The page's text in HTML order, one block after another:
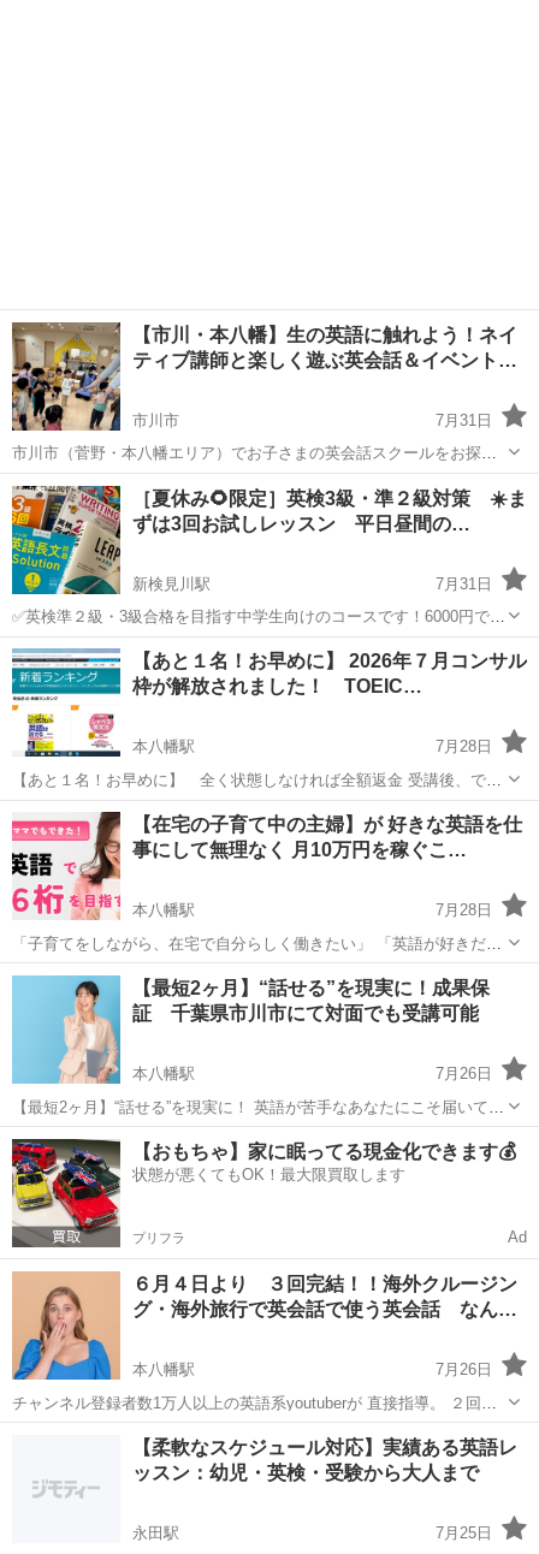
【市川・本八幡】生の英語に触れよう！ネイ
ティブ講師と楽しく遊ぶ英会話＆イベント…
市川市
7月31日
市川市（菅野・本八幡エリア）でお子さまの英会話スクールをお探し
の保護者の皆さま！✨ 「勉強させられている」と感じさせず、楽しく
自然に英語を身につけてほしい… 当スクールは、そんな思いに応える
【体験・実践重視】の英会話...
千葉 市川市 英語 ネイティブ
［夏休み🌻限定］英検3級・準２級対策 ☀️ま
ずは3回お試しレッスン 平日昼間の…
新検見川駅
7月31日
✅英検準２級・3級合格を目指す中学生向けのコースです！6000円で3
回60分授業を体験できます。 🍀前回募集した【英検2級8回コース】を
ご検討中の方^_^今回の夏休み昼間限定で、【3回お試し6000円】から
受講していただけ...
千葉 千葉市 新検見川駅 英語 ライティング
【あと１名！お早めに】 2026年７月コンサル
枠が解放されました！ TOEIC…
本八幡駅
7月28日
【あと１名！お早めに】 全く状態しなければ全額返金 受講後、でき
るようになってなければできるまで無料で サポートします。(条件あ
り) 2026年７月コンサル枠が解放されました！ 【月々の分割払い可
能になりました】 ...
市川市 本八幡駅 その他 コンサル
【在宅の子育て中の主婦】が 好きな英語を仕
事にして無理なく 月10万円を稼ぐこ…
本八幡駅
7月28日
「子育てをしながら、在宅で自分らしく働きたい」 「英語が好きだけ
ど、仕事にする方法がわからない」 ——そんな主婦の方にぴったりの
【在宅英語ワーク講座】がスタートしました。 パワーコンサル英会話
２級 通学す...
千葉 市川市 本八幡駅 英語 主婦
【最短2ヶ月】“話せる”を現実に！成果保
証 千葉県市川市にて対面でも受講可能
本八幡駅
7月26日
【最短2ヶ月】“話せる”を現実に！ 英語が苦手なあなたにこそ届いてほ
しい――医師監修・初心者特化の英語コーチング ＼他社の3分の1の料
金でプロの個別サポート／ 月謝制だから安心！短期集中型のコーチン
グで、 ...
千葉 市川市 本八幡駅 英会話 コーチング
【おもちゃ】家に眠ってる現金化できます💰
状態が悪くてもOK！最大限買取します
プリフラ Ad
６月４日より ３回完結！！海外クルージン
グ・海外旅行で英会話で使う英会話 なん…
本八幡駅
7月26日
チャンネル登録者数1万人以上の英語系youtuberが 直接指導。 ２回完
結で海外クルージング・英会話で使う英会話というものを期間限定で
行います。 午後８時から行います。 ６月４日水曜日20時 ６...
本八幡駅 海外
​【柔軟なスケジュール対応】実績ある英語レ
ッスン：幼児・英検・受験から大人まで
永田駅 7月25日